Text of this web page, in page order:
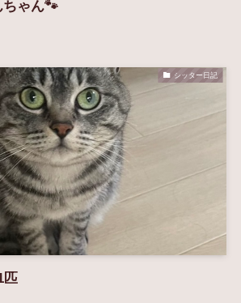
ちゃん🐾
シッター日記
匹